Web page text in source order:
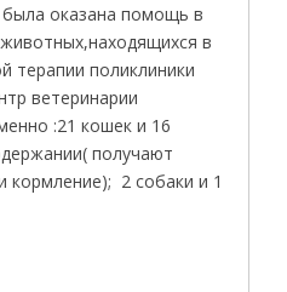
оказана помощь в
в
терапии поликлиники
ветеринарии
:21 кошек и 16
получают
кормление); 2 собаки и 1